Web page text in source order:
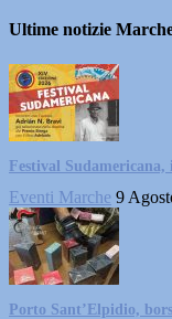
Ultime notizie
Festival
Eventi Marche 9
Porto Sant’Elpidio,